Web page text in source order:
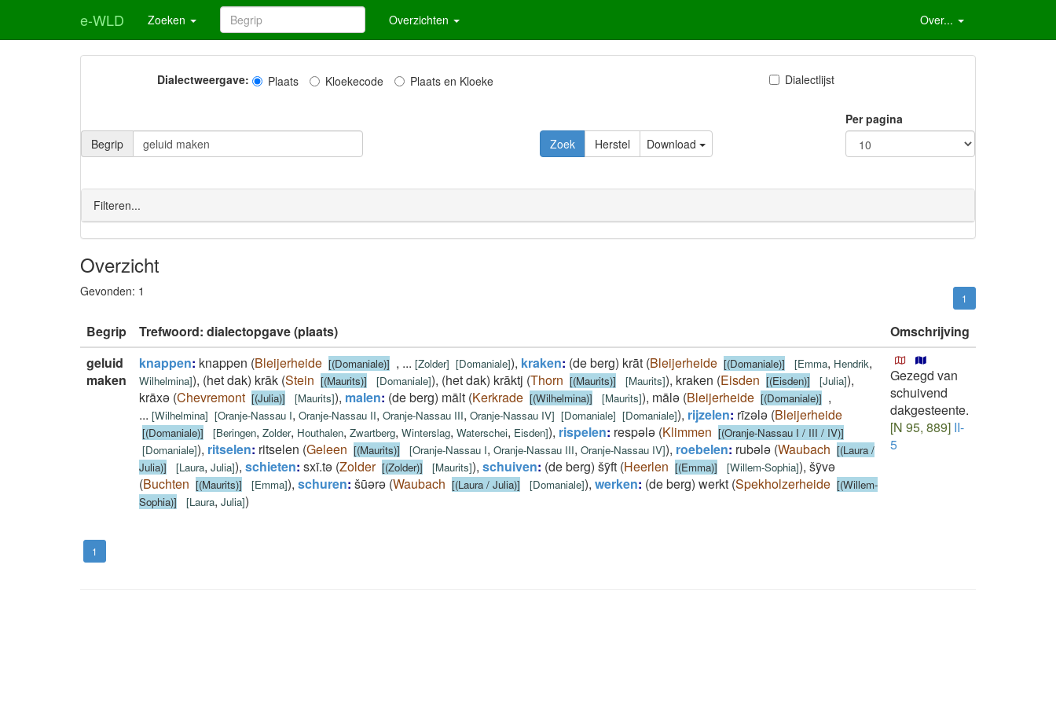
e-WLD Zoeken Overzichten Over...
Dialectweergave: Plaats Kloekecode Plaats en Kloeke Dialectlijst
Begrip Zoek Herstel Download
Per pagina
Filteren...
Overzicht
Gevonden: 1 1
Begrip Trefwoord: dialectopgave (plaats)
Omschrijving
geluid
maken
knappen: knappen (Bleijerheide [(Domaniale)] , ... [Zolder] [Domaniale]), kraken: (de berg) krāt (Bleijerheide [(Domaniale)] [Emma, Hendrik,
Wilhelmina]), (het dak) krāk (Stein [(Maurits)] [Domaniale]), (het dak) krāktj (Thorn [(Maurits)] [Maurits]), kraken (Eisden [(Eisden)] [Julia]),
krāxǝ (Chevremont [(Julia)] [Maurits]), malen: (de berg) mālt (Kerkrade [(Wilhelmina)] [Maurits]), mālǝ (Bleijerheide [(Domaniale)] ,
... [Wilhelmina] [Oranje-Nassau I, Oranje-Nassau II, Oranje-Nassau III, Oranje-Nassau IV] [Domaniale] [Domaniale]), rijzelen: rīzǝlǝ (Bleijerheide
[(Domaniale)] [Beringen, Zolder, Houthalen, Zwartberg, Winterslag, Waterschei, Eisden]), rispelen: respǝlǝ (Klimmen [(Oranje-Nassau I / III / IV)]
[Domaniale]), ritselen: ritselen (Geleen [(Maurits)] [Oranje-Nassau I, Oranje-Nassau III, Oranje-Nassau IV]), roebelen: rubǝlǝ (Waubach [(Laura /
Julia)]
[Laura, Julia]), schieten: sxī.tǝ (Zolder [(Zolder)] [Maurits]), schuiven: (de berg) šȳft (Heerlen [(Emma)] [Willem-Sophia]), šȳvǝ
(Buchten [(Maurits)] [Emma]), schuren: šūǝrǝ (Waubach [(Laura / Julia)] [Domaniale]), werken: (de berg) werkt (Spekholzerheide [(Willem-
Sophia)]
[Laura, Julia])
Gezegd van
schuivend
dakgesteente.
[N 95, 889] II-
5
1